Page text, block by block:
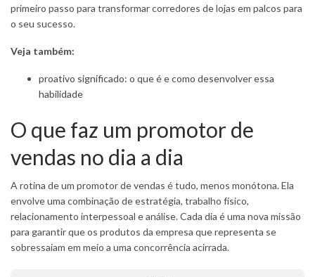
primeiro passo para transformar corredores de lojas em palcos para
o seu sucesso.
Veja também:
proativo significado: o que é e como desenvolver essa
habilidade
O que faz um promotor de
vendas no dia a dia
A rotina de um promotor de vendas é tudo, menos monótona. Ela
envolve uma combinação de estratégia, trabalho físico,
relacionamento interpessoal e análise. Cada dia é uma nova missão
para garantir que os produtos da empresa que representa se
sobressaiam em meio a uma concorrência acirrada.